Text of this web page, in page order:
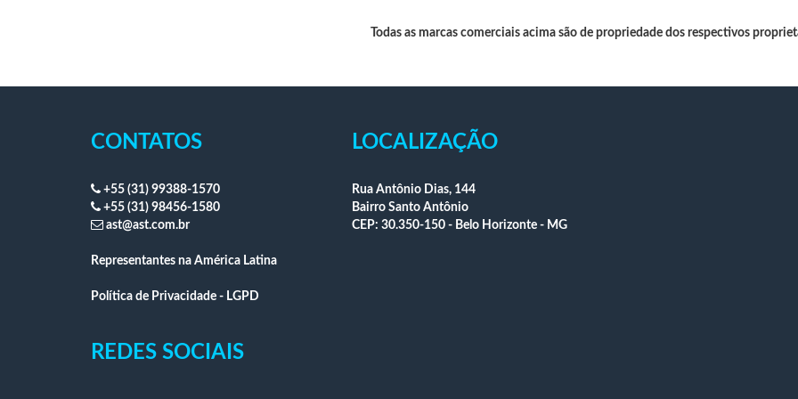
Todas as marcas comerciais acima são de propriedade dos respectivos
CONTATOS
+55 (31) 99388-1570
+55 (31) 98456-1580
ast@ast.com.br
Representantes na América Latina
Política de Privacidade - LGPD
REDES SOCIAIS
LOCALIZAÇÃO
Rua Antônio Dias, 144
Bairro Santo Antônio
CEP: 30.350-150 - Belo Horizonte - MG